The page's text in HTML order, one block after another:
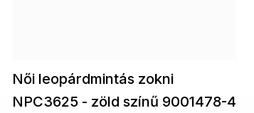
Női leopárdmintás zokni
NPC3625 - zöld színű 9001478-4